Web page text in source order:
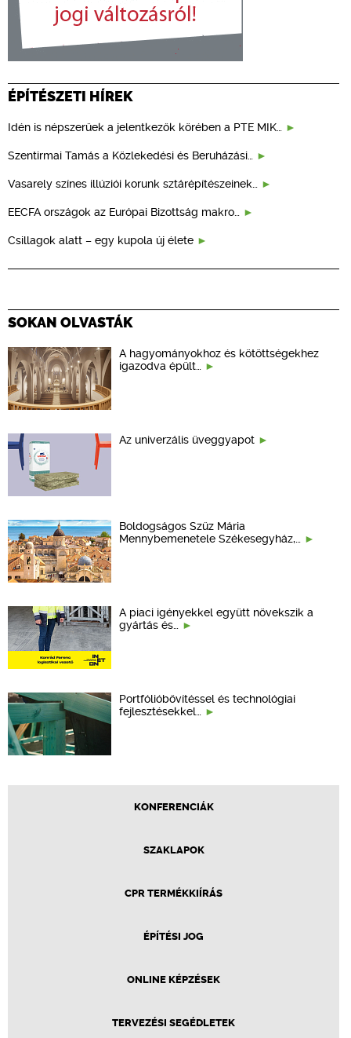
ÉPÍTÉSZETI HÍREK
Idén is népszerűek a jelentkezők körében a PTE MIK…
Szentirmai Tamás a Közlekedési és Beruházási…
Vasarely színes illúziói korunk sztárépítészeinek…
EECFA országok az Európai Bizottság makro…
Csillagok alatt – egy kupola új élete
SOKAN OLVASTÁK
A hagyományokhoz és kötöttségekhez
igazodva épült…
Az univerzális üveggyapot
Boldogságos Szűz Mária
Mennybemenetele Székesegyház,…
A piaci igényekkel együtt növekszik a
gyártás és…
Portfólióbővítéssel és technológiai
fejlesztésekkel…
KONFERENCIÁK
SZAKLAPOK
CPR TERMÉKKIÍRÁS
ÉPÍTÉSI JOG
ONLINE KÉPZÉSEK
TERVEZÉSI SEGÉDLETEK